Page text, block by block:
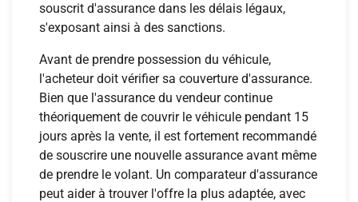
souscrit d'assurance dans les délais légaux,
s'exposant ainsi à des sanctions.
Avant de prendre possession du véhicule,
l'acheteur doit vérifier sa couverture d'assurance.
Bien que l'assurance du vendeur continue
théoriquement de couvrir le véhicule pendant 15
jours après la vente, il est fortement recommandé
de souscrire une nouvelle assurance avant même
de prendre le volant. Un comparateur d'assurance
peut aider à trouver l'offre la plus adaptée, avec